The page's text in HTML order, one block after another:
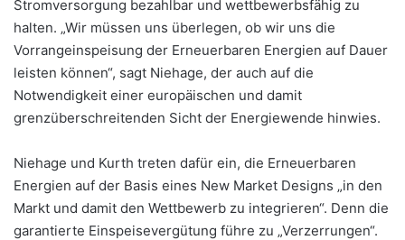
Stromversorgung bezahlbar und wettbewerbsfähig zu
halten. „Wir müssen uns überlegen, ob wir uns die
Vorrangeinspeisung der Erneuerbaren Energien auf Dauer
leisten können“, sagt Niehage, der auch auf die
Notwendigkeit einer europäischen und damit
grenzüberschreitenden Sicht der Energiewende hinwies.
Niehage und Kurth treten dafür ein, die Erneuerbaren
Energien auf der Basis eines New Market Designs „in den
Markt und damit den Wettbewerb zu integrieren“. Denn die
garantierte Einspeisevergütung führe zu „Verzerrungen“.